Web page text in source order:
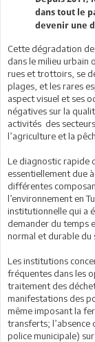
dans tout le
devenir une
Cette dégradation
dans le milieu urbain
rues et trottoirs, se
plages, et les rares
aspect visuel et ses
négatives sur la
activités des
l’agriculture et la
Le diagnostic rapide
essentiellement due
différentes
l’environnement en
institutionnelle qui a
demander du temps
normal et durable du
Les institutions
fréquentes dans les
traitement des
manifestations des
même imposant la
transferts; l’absence
police municipale)